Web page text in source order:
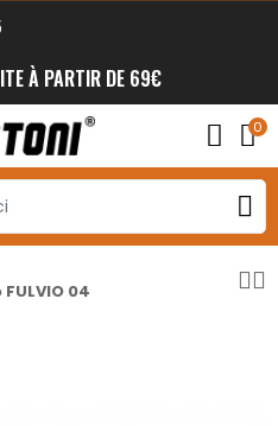
À PARTIR DE 69€
0
04